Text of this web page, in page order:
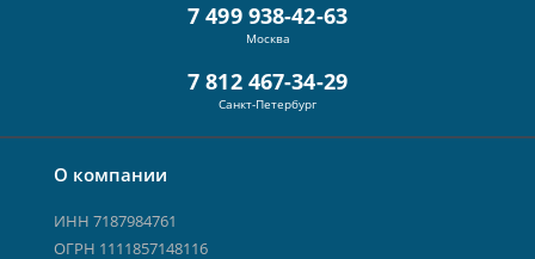
О компании
ИНН 7187984761
ОГРН 1111857148116
7 499 938-42-63
Москва
7 812 467-34-29
Санкт-Петербург